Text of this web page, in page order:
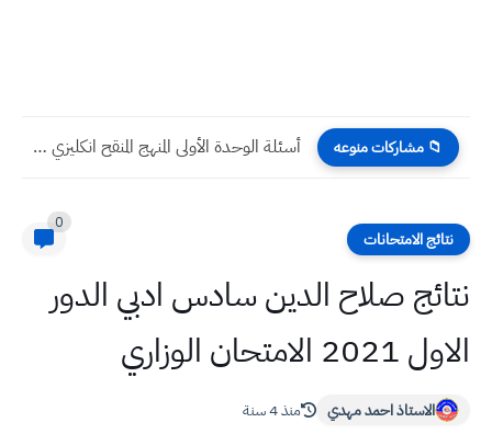
📁 مشاركات منوعه أسئلة الوحدة الأولى المنهج المنقح انكليزي للصف الخامس الابتدائي مع...
نتائج الامتحانات
0
نتائج صلاح الدين سادس ادبي الدور
الاول 2021 الامتحان الوزاري
الاستاذ احمد مهدي منذ 4 سنة